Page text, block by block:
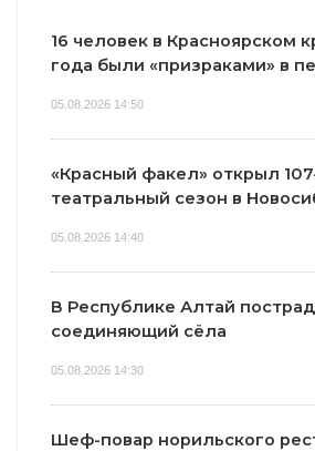
16 человек в Красноярском
года были «призраками» в
05.08.2026 14:50
«Красный факел» открыл
театральный сезон в
05.08.2026 14:40
В Республике Алтай
соединяющий сёла
05.08.2026 14:30
Шеф-повар норильского